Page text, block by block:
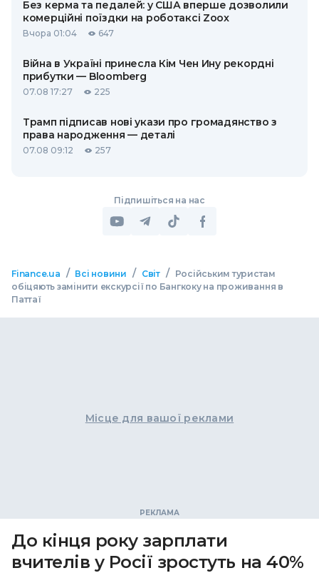
Без керма та педалей: у США вперше дозволили
комерційні поїздки на роботаксі Zoox
Вчора 01:04 647
Війна в Україні принесла Кім Чен Ину рекордні
прибутки — Bloomberg
07.08 17:27 225
Трамп підписав нові укази про громадянство з
права народження — деталі
07.08 09:12 257
Підпишіться на нас
Finance.ua / Всі новини / Світ /
Російським туристам
обіцяють замінити екскурсії по Бангкоку на проживання в
Паттаї
Місце для вашої реклами
До кінця року зарплати
вчителів у Росії зростуть на 40%